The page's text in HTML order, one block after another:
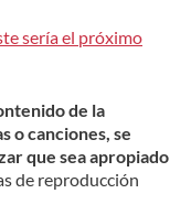
sería el próximo
de la
o canciones, se
que sea apropiado
de reproducción